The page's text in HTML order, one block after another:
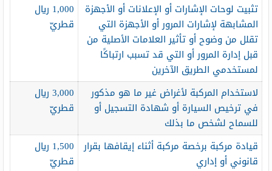
تثبيت لوحات الإشارات أو الإعلانات أو الأجهزة
المشابهة لإشارات المرور أو الأجهزة التي
تقلل من وضوح أو تأثير العلامات الأصلية من
قبل إدارة المرور أو التي قد تسبب ارتباكًا
لمستخدمي الطريق الآخرين
1,000 ريال
قطريّ
لاستخدام المركبة لأغراض غير ما هو مذكور
في ترخيص السيارة أو شهادة التسجيل أو
للسماح لشخص ما بذلك
3,000 ريال
قطريّ
قيادة مركبة برخصة مركبة أثناء إيقافها بقرار
قانوني أو إداري
1,500 ريال
قطريّ